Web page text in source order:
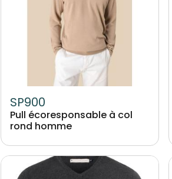
SP900
Pull écoresponsable à col
rond homme
Image